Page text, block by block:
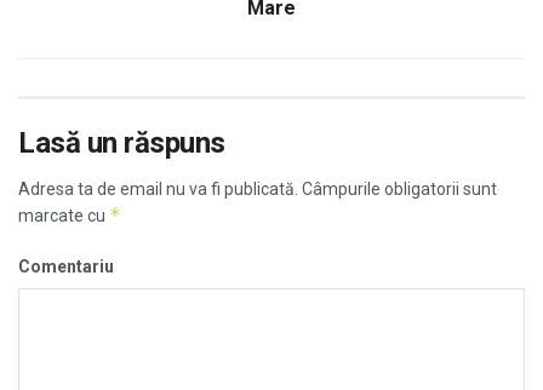
Mare
Lasă un răspuns
Adresa ta de email nu va fi publicată. Câmpurile obligatorii sunt
marcate cu *
Comentariu